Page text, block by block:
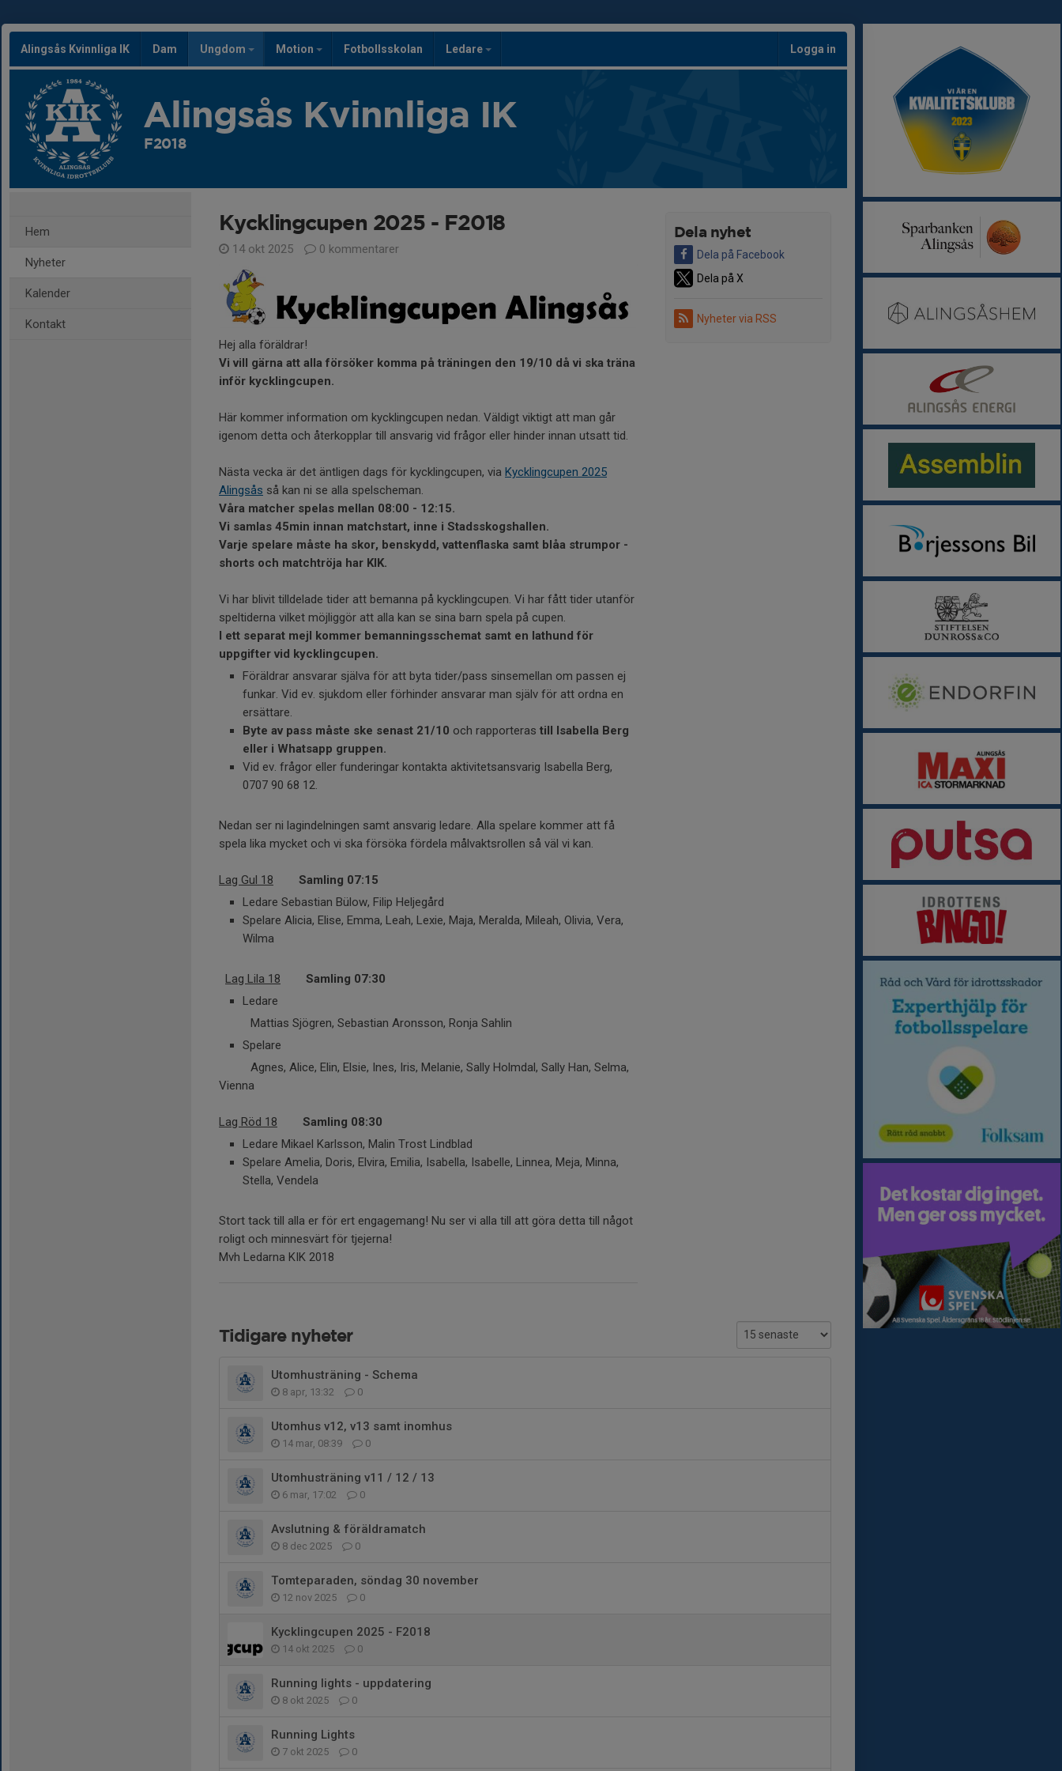
Alingsås Kvinnliga IK Dam Ungdom Motion Fotbollsskolan Ledare Logga in
Alingsås Kvinnliga IK
F2018
Hem
Nyheter
Kalender
Kontakt
Dela nyhet
Dela på Facebook
Dela på X
Nyheter via RSS
Kycklingcupen 2025 - F2018
14 okt 2025 0 kommentarer
Hej alla föräldrar!
Vi vill gärna att alla försöker komma på träningen den 19/10 då vi ska träna
inför kycklingcupen.
Här kommer information om kycklingcupen nedan. Väldigt viktigt att man går
igenom detta och återkopplar till ansvarig vid frågor eller hinder innan utsatt tid.
Nästa vecka är det äntligen dags för kycklingcupen, via Kycklingcupen 2025
Alingsås så kan ni se alla spelscheman.
Våra matcher spelas mellan 08:00 - 12:15.
Vi samlas 45min innan matchstart, inne i Stadsskogshallen.
Varje spelare måste ha skor, benskydd, vattenflaska samt blåa strumpor -
shorts och matchtröja har KIK.
Vi har blivit tilldelade tider att bemanna på kycklingcupen. Vi har fått tider utanför
speltiderna vilket möjliggör att alla kan se sina barn spela på cupen.
I ett separat mejl kommer bemanningsschemat samt en lathund för
uppgifter vid kycklingcupen.
Föräldrar ansvarar själva för att byta tider/pass sinsemellan om passen ej
funkar. Vid ev. sjukdom eller förhinder ansvarar man själv för att ordna en
ersättare.
Byte av pass måste ske senast 21/10 och rapporteras till Isabella Berg
eller i Whatsapp gruppen.
Vid ev. frågor eller funderingar kontakta aktivitetsansvarig Isabella Berg,
0707 90 68 12.
Nedan ser ni lagindelningen samt ansvarig ledare. Alla spelare kommer att få
spela lika mycket och vi ska försöka fördela målvaktsrollen så väl vi kan.
Lag Gul 18
Samling 07:15
Ledare Sebastian Bülow, Filip Heljegård
Spelare Alicia, Elise, Emma, Leah, Lexie, Maja, Meralda, Mileah, Olivia, Vera,
Wilma
Lag Lila 18
Samling 07:30
Ledare
Mattias Sjögren, Sebastian Aronsson, Ronja Sahlin
Spelare
Agnes, Alice, Elin, Elsie, Ines, Iris, Melanie, Sally Holmdal, Sally Han, Selma,
Vienna
Lag Röd 18
Samling 08:30
Ledare Mikael Karlsson, Malin Trost Lindblad
Spelare Amelia, Doris, Elvira, Emilia, Isabella, Isabelle, Linnea, Meja, Minna,
Stella, Vendela
Stort tack till alla er för ert engagemang! Nu ser vi alla till att göra detta till något
roligt och minnesvärt för tjejerna!
Mvh Ledarna KIK 2018
Tidigare nyheter
Utomhusträning - Schema
8 apr, 13:32 0
Utomhus v12, v13 samt inomhus
14 mar, 08:39 0
Utomhusträning v11 / 12 / 13
6 mar, 17:02 0
Avslutning & föräldramatch
8 dec 2025 0
Tomteparaden, söndag 30 november
12 nov 2025 0
Kycklingcupen 2025 - F2018
14 okt 2025 0
Running lights - uppdatering
8 okt 2025 0
Running Lights
7 okt 2025 0